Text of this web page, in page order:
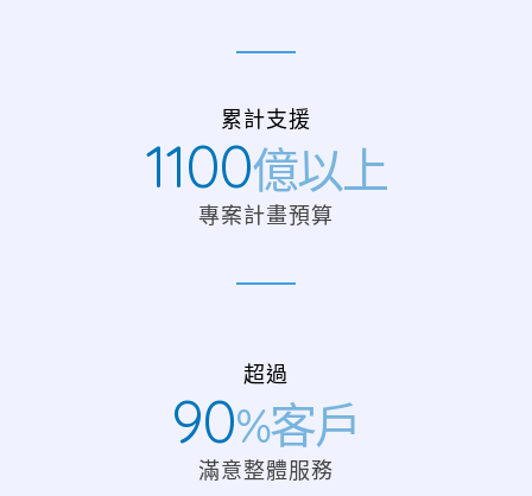
累計支援
1100億以上
專案計畫預算
超過
90%客戶
滿意整體服務